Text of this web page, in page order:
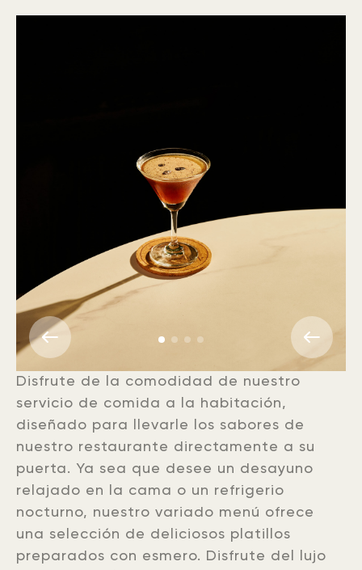
Disfrute de la comodidad de nuestro
servicio de comida a la habitación,
diseñado para llevarle los sabores de
nuestro restaurante directamente a su
puerta. Ya sea que desee un desayuno
relajado en la cama o un refrigerio
nocturno, nuestro variado menú ofrece
una selección de deliciosos platillos
preparados con esmero. Disfrute del lujo